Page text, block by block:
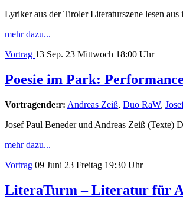
Lyriker aus der Tiroler Literaturszene lesen aus
mehr dazu...
Vortrag 13 Sep. 23 Mittwoch 18:00 Uhr
Poesie im Park:
Vortragende:r: Andreas Zeiß, Duo RaW,
Josef Paul Beneder und Andreas Zeiß
mehr dazu...
Vortrag 09 Juni 23 Freitag 19:30 Uhr
LiteraTurm – Literatur für